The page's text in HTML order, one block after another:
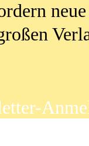
neue